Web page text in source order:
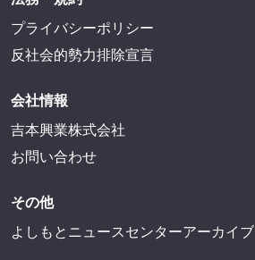
プライバシーポリシー
反社会的勢力排除宣言
会社情報
吉本興業株式会社
お問い合わせ
その他
よしもとニュースセンターアーカイブ